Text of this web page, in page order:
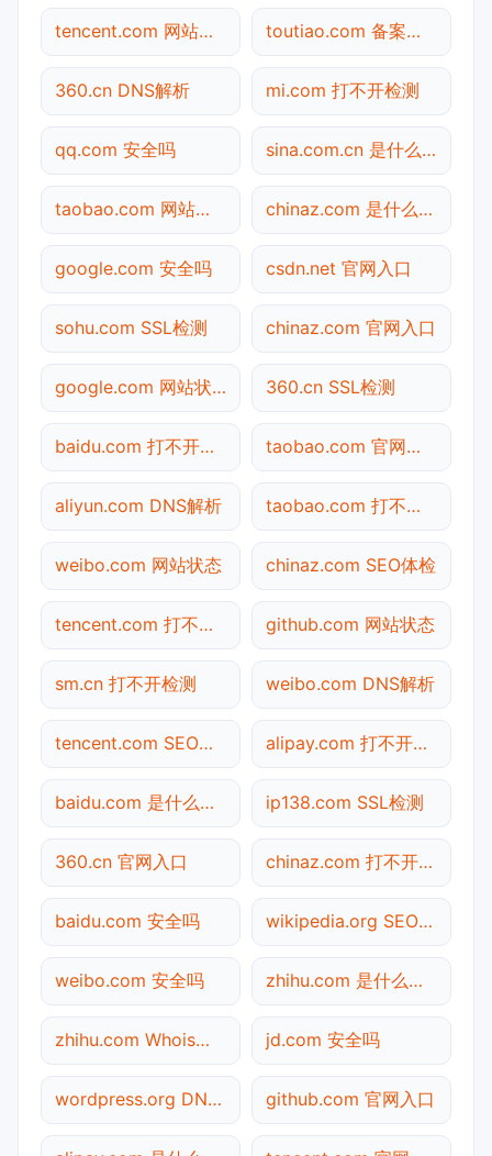
tencent.com 网站状态 toutiao.com 备案查询
360.cn DNS解析 mi.com 打不开检测
qq.com 安全吗 sina.com.cn 是什么网站
taobao.com 网站状态 chinaz.com 是什么网站
google.com 安全吗 csdn.net 官网入口
sohu.com SSL检测 chinaz.com 官网入口
google.com 网站状态 360.cn SSL检测
baidu.com 打不开检测 taobao.com 官网入口
aliyun.com DNS解析 taobao.com 打不开检测
weibo.com 网站状态 chinaz.com SEO体检
tencent.com 打不开检测 github.com 网站状态
sm.cn 打不开检测 weibo.com DNS解析
tencent.com SEO体检 alipay.com 打不开检测
baidu.com 是什么网站 ip138.com SSL检测
360.cn 官网入口 chinaz.com 打不开检测
baidu.com 安全吗 wikipedia.org SEO体检
weibo.com 安全吗 zhihu.com 是什么网站
zhihu.com Whois查询 jd.com 安全吗
wordpress.org DNS解析 github.com 官网入口